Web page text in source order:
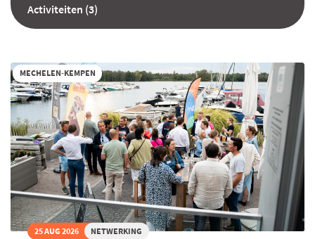
Activiteiten (3)
MECHELEN-KEMPEN
25 AUG 2026 NETWERKING